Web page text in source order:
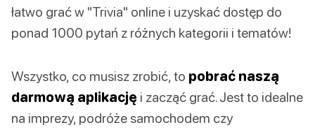
łatwo grać w "Trivia" online i uzyskać dostęp do
ponad 1000 pytań z różnych kategorii i tematów!
Wszystko, co musisz zrobić, to pobrać naszą
darmową aplikację i zacząć grać. Jest to idealne
na imprezy, podróże samochodem czy